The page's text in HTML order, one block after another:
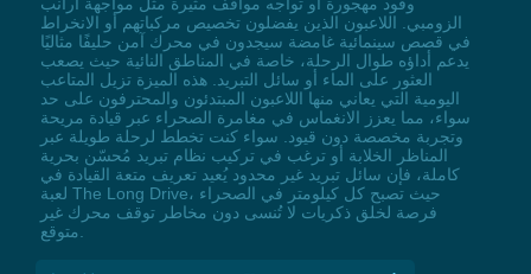
الزومبي. اللاعبون الذين يفضلون تخصيص مركباتهم أو الانخراط
في قصص سينمائية غامضة سيجدون في محرك آمن حليفًا مثاليًا
يدعم أداؤه طوال الرحلة، خاصة في المناطق النائية حيث يصعب
العثور على الماء أو سائل التبريد. هذه الميزة تزيل المتاعب
اليومية التي يعاني منها اللاعبون المبتدئون والمحترفون على حد
سواء، مما يعزز الانغماس في مغامرة الصحراء عبر قيادة مريحة
وتجربة مخصصة دون قيود. سواء كنت تخطط لرحلة طويلة عبر
المناظر الخلابة أو ترغب في تركيب نظام تبريد مُحسّن بحرية
كاملة، فإن سائل تبريد غير محدود يُعيد تعريف متعة القيادة في
لعبة The Long Drive، حيث تصبح كل كيلومتر في الصحراء
فرصة لخلق ذكريات لا تُنسى دون مخاطر توقف محرك غير